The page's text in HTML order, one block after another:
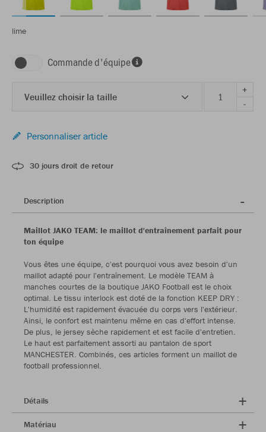
lime
Commande d'équipe
Veuillez choisir la taille
+
-
Personnaliser article
30 jours droit de retour
Description
Maillot JAKO TEAM: le maillot d'entraînement parfait pour
ton équipe
Vous êtes une équipe, c'est pourquoi vous avez besoin d'un
maillot adapté pour l'entraînement. Le modèle TEAM à
manches courtes de la boutique JAKO Football est le choix
optimal. Le tissu interlock est doté de la fonction KEEP DRY :
L'humidité est rapidement évacuée du corps vers l'extérieur.
Ainsi, le confort est maintenu même en cas d'effort intense.
De plus, le jersey sèche rapidement et est facile d'entretien.
Le haut est parfaitement assorti au pantalon de sport
MANCHESTER. Combinés, ces articles forment un maillot de
football professionnel.
Détails
Matériau